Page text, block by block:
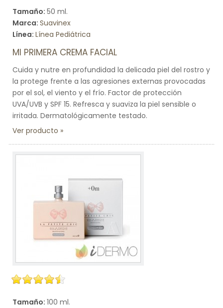
Tamaño: 50 ml.
Marca: Suavinex
Línea: Línea Pediátrica
MI PRIMERA CREMA FACIAL
Cuida y nutre en profundidad la delicada piel del rostro y
la protege frente a las agresiones externas provocadas
por el sol, el viento y el frío. Factor de protección
UVA/UVB y SPF 15. Refresca y suaviza la piel sensible o
irritada. Dermatológicamente testado.
Ver producto
Tamaño: 100 ml.